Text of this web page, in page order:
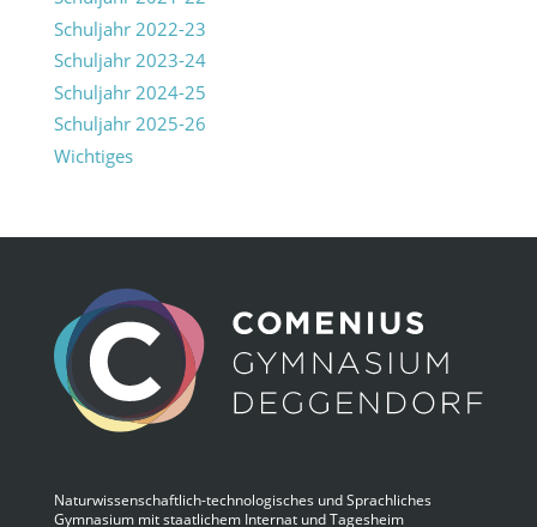
Schuljahr 2022-23
Schuljahr 2023-24
Schuljahr 2024-25
Schuljahr 2025-26
Wichtiges
Naturwissenschaftlich-technologisches und Sprachliches
Gymnasium mit staatlichem Internat und Tagesheim